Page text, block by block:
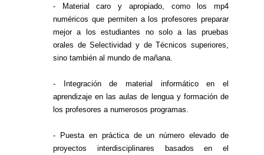
- Material caro y apropiado, como los mp4
numéricos que permiten a los profesores preparar
mejor a los estudiantes no solo a las pruebas
orales de Selectividad y de Técnicos superiores,
sino también al mundo de mañana.
- Integración de material informático en el
aprendizaje en las aulas de lengua y formación de
los profesores a numerosos programas.
- Puesta en práctica de un número elevado de
proyectos interdisciplinares basados en el